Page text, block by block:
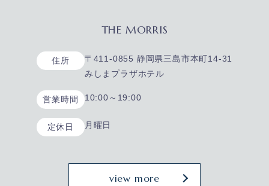
THE MORRIS
住所
〒411-0855 静岡県三島市本町14-31
みしまプラザホテル
営業時間 10:00～19:00
定休日 月曜日
view more